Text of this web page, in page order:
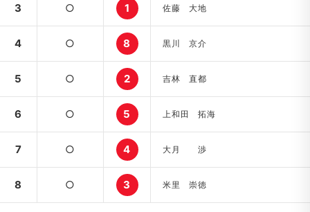
3 ○ 1 佐藤 大地
4 ○ 8 黒川 京介
5 ○ 2 吉林 直都
6 ○ 5 上和田 拓海
7 ○ 4 大月 渉
8 ○ 3 米里 崇徳